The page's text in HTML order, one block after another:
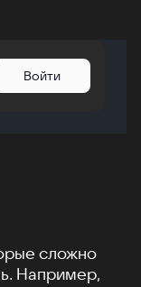
Войти
сложно
Например,